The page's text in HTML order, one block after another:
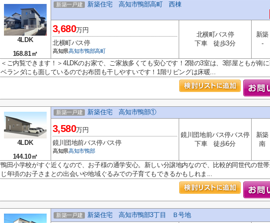
4LDK
168.81㎡
新築一戸建 新築住宅 高知市鴨部高町 西棟
3,680万円
北横町バス停
高知県高知市鴨部高町
北横町バス停
下車 徒歩3分
新築
-
＜ご内覧できます！＞4LDKのお家で、ご家族多くても安心です！2階の3室は、3部屋ともが南に
ベランダにも面しているのでお布団も干しやすいです！1階リビングは床暖...
4LDK
144.10㎡
新築一戸建 新築住宅 高知市鴨部①
3,580万円
鏡川団地前バス停バス停
高知県高知市鴨部
鏡川団地前バス停バス停
下車 徒歩6分
新築
南
鴨田小学校がすぐ近くなので、お子様の通学安心。新しい分譲地内なので、比較的同世代の世
じ年頃のお子さまとの出会いや地域ぐるみでの子育てもできるかもしれま...
新築一戸建 新築住宅 高知市鴨部3丁目 Ｂ号地